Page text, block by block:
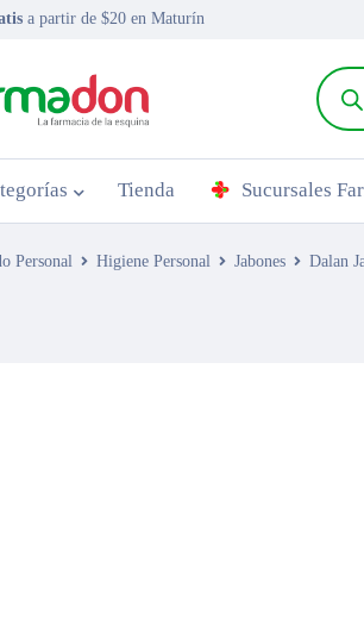
a partir de $20 en Maturín
Tienda Sucursales
Personal Higiene Personal Jabones Dalan